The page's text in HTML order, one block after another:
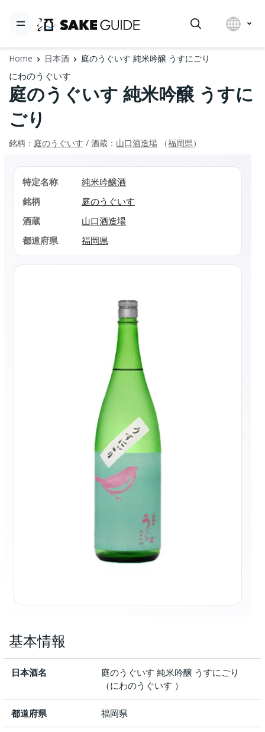
Home 日本酒 庭のうぐいす 純米吟醸 うすにごり
にわのうぐいす
庭のうぐいす 純米吟醸 うすに
ごり
銘柄： 庭のうぐいす / 酒蔵： 山口酒造場 （福岡県）
特定名称
純米吟醸酒
銘柄
庭のうぐいす
酒蔵
山口酒造場
都道府県
福岡県
基本情報
日本酒名
庭のうぐいす 純米吟醸 うすにごり
（にわのうぐいす ）
都道府県 福岡県